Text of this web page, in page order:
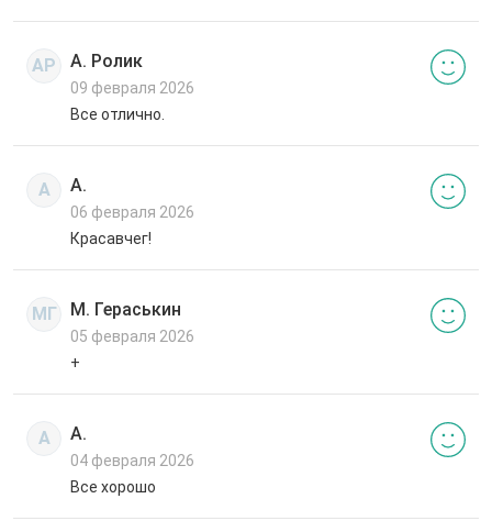
АР А. Ролик
09 февраля 2026
Все отлично.
А А.
06 февраля 2026
Красавчег!
МГ М. Гераськин
05 февраля 2026
+
А А.
04 февраля 2026
Все хорошо